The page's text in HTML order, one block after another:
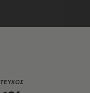
ΤΕΥΧΟΣ